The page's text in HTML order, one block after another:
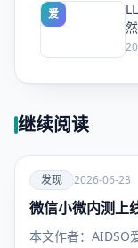
爱
继续阅读
爱
发现
发现 2026-06-23
微信小微内测上
本文作者：AIDSO